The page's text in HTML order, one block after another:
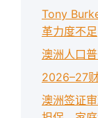
Tony
革力度不足
澳洲人口
2026–27
澳洲签证